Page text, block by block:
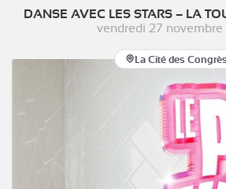
DANSE AVEC LES STARS – LA
vendredi 27
La Cité des Congrès